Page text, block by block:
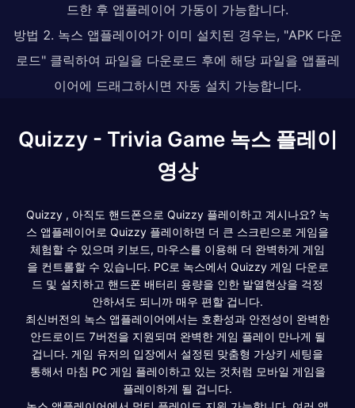
드한 후 앱플레이어 가동이 가능합니다.
방법 2. 녹스 앱플레이어가 이미 설치된 경우는, "APK 다운
로드" 클릭하여 파일을 다운로드 후에 해당 파일을 앱플레
이어에 드래그하시면 자동 설치 가능합니다.
Quizzy - Trivia Game 녹스 플레이
영상
Quizzy , 아직도 핸드폰으로 Quizzy 플레이하고 계시나요? 녹
스 앱플레이어로 Quizzy 플레이하면 더 큰 스크린으로 게임을
체험할 수 있으며 키보드, 마우스를 이용해 더 완벽하게 게임
을 컨트롤할 수 있습니다. PC로 녹스에서 Quizzy 게임 다운로
드 및 설치하고 핸드폰 배터리 용량을 인한 발열현상을 걱정
안하셔도 되니까 매우 편할 겁니다.
최신버전의 녹스 앱플레이어에서는 호환성과 안전성이 완벽한
안드로이드 7버전을 지원되며 완벽한 게임 플레이 만나게 될
겁니다. 게임 유저의 입장에서 설정된 맞춤형 가상키 세팅을
통해서 마침 PC 게임 플레이하고 있는 것처럼 모바일 게임을
플레이하게 될 겁니다.